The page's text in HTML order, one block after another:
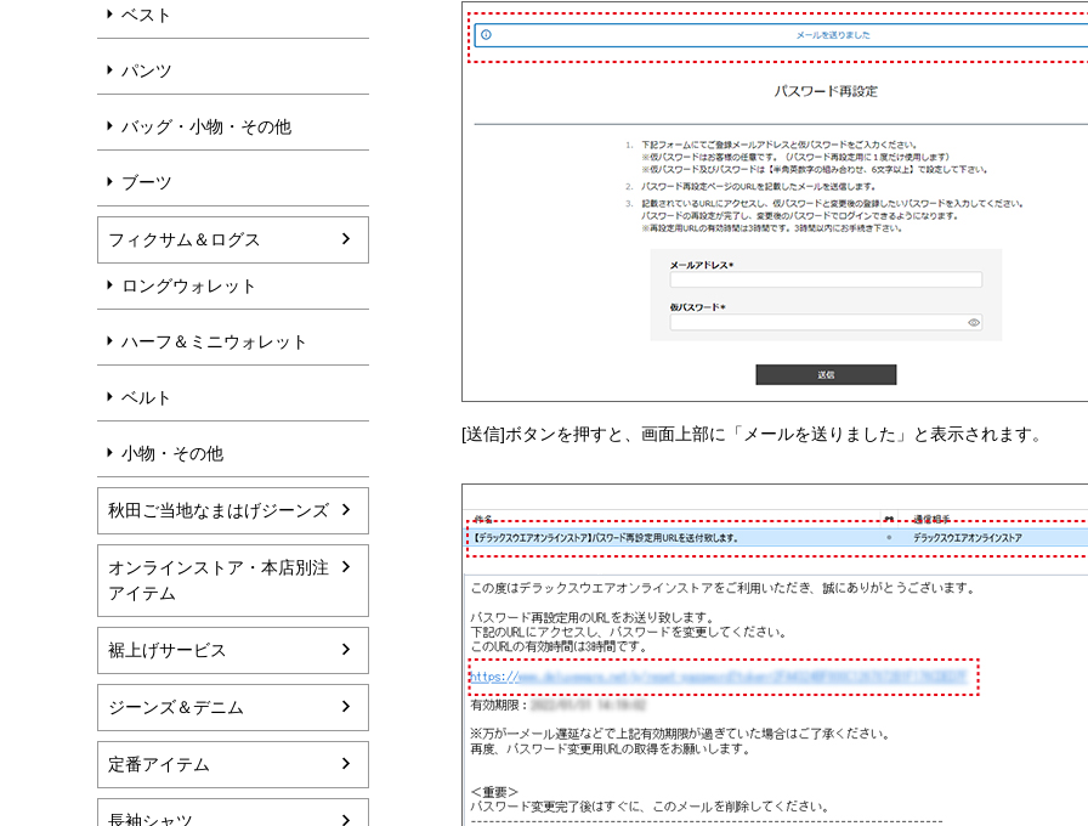
ベスト
パンツ
バッグ・小物・その他
ブーツ
フィクサム＆ログス
ロングウォレット
ハーフ＆ミニウォレット
ベルト
小物・その他
秋田ご当地なまはげジーンズ
オンラインストア・本店別注
アイテム
裾上げサービス
ジーンズ＆デニム
定番アイテム
長袖シャツ
[送信]ボタンを押すと、画面上部に「メールを送りました」と表示されます。